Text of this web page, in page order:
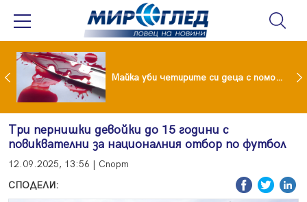
Проф.Кантарджиев: Пазете се от комарите и полово предаваните инфекции Майка уби четирите си деца с помощта на баба им, след което се самоуби
Три пернишки девойки до 15 години с
повиквателни за националния отбор по футбол
12.09.2025, 13:56 | Спорт
СПОДЕЛИ: